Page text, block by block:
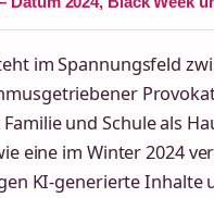
im Spannungsfeld
und Schule als
eine im Winter 2024
KI-generierte Inhalte